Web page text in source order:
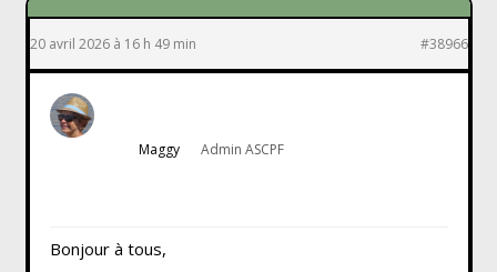
20 avril 2026 à 16 h 49 min #38966
Maggy Admin ASCPF
Bonjour à tous,